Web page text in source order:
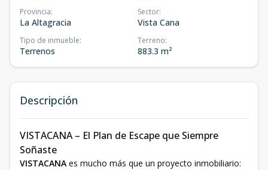
Provincia:
La Altagracia
Sector:
Vista Cana
Tipo de inmueble:
Terrenos
Terreno:
883.3 m²
Descripción
VISTACANA – El Plan de Escape que Siempre
Soñaste
VISTACANA es mucho más que un proyecto inmobiliario: